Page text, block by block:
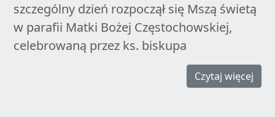
szczególny dzień rozpoczął się Mszą świetą
w parafii Matki Bożej Częstochowskiej,
celebrowaną przez ks. biskupa
Czytaj więcej